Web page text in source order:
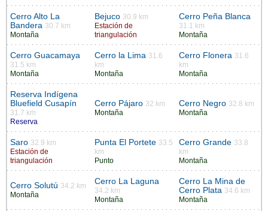
Cerro Alto La
Bandera 30.7 km
Montaña
Bejuco 30.9 km
Estación de
triangulación
Cerro Peña Blanca
31.1 km
Montaña
Cerro Guacamaya
31.5 km
Montaña
Cerro la Lima 31.6
km
Montaña
Cerro Flonera 31.6
km
Montaña
Reserva Indígena
Bluefield Cusapín
31.7 km
Reserva
Cerro Pájaro 32 km
Montaña
Cerro Negro 32.8 km
Montaña
Saro 32.9 km
Estación de
triangulación
Punta El Portete 33.5
km
Punto
Cerro Grande 33.8
km
Montaña
Cerro Solutú 34.2 km
Montaña
Cerro La Laguna
34.2 km
Montaña
Cerro La Mina de
Cerro Plata 34.6 km
Montaña